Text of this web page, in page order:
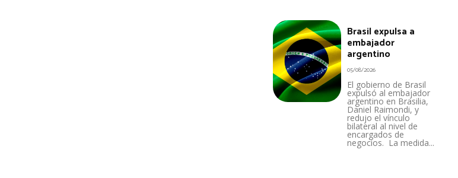
Brasil expulsa a
embajador
argentino
05/08/2026
El gobierno de Brasil
expulsó al embajador
argentino en Brasilia,
Daniel Raimondi, y
redujo el vínculo
bilateral al nivel de
encargados de
negocios. La medida...